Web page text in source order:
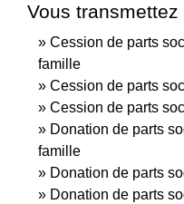
Vous
Cession de parts
famille
Cession de parts
Cession de parts
Donation de parts
famille
Donation de parts
Donation de parts